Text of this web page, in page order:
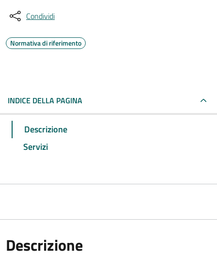
Condividi
Normativa di riferimento
INDICE DELLA PAGINA
Descrizione
Servizi
Descrizione